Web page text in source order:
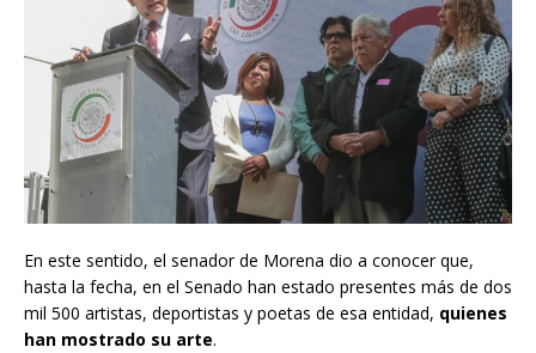
En este sentido, el senador de Morena dio a conocer que,
hasta la fecha, en el Senado han estado presentes más de dos
mil 500 artistas, deportistas y poetas de esa entidad, quienes
han mostrado su arte.